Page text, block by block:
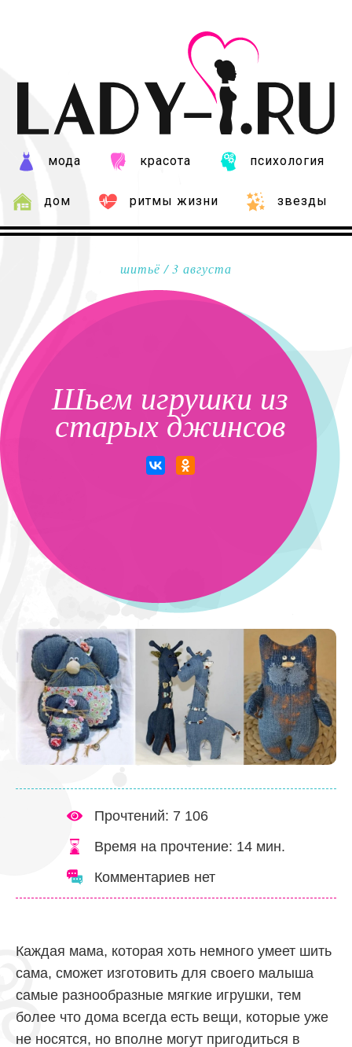
мода красота психология
дом ритмы жизни звезды
шитьё / 3 августа
Шьем игрушки из
старых джинсов
Прочтений: 7 106
Время на прочтение: 14 мин.
Комментариев нет
Каждая мама, которая хоть немного умеет шить
сама, сможет изготовить для своего малыша
самые разнообразные мягкие игрушки, тем
более что дома всегда есть вещи, которые уже
не носятся, но вполне могут пригодиться в